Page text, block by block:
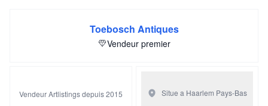
Toebosch Antiques
Vendeur premier
Vendeur Artlistings depuis 2015 Situe a Haarlem Pays-Bas